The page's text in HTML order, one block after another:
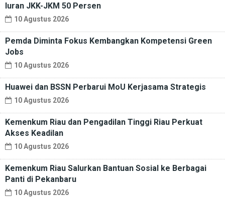
Iuran JKK-JKM 50 Persen
10 Agustus 2026
Pemda Diminta Fokus Kembangkan Kompetensi Green
Jobs
10 Agustus 2026
Huawei dan BSSN Perbarui MoU Kerjasama Strategis
10 Agustus 2026
Kemenkum Riau dan Pengadilan Tinggi Riau Perkuat
Akses Keadilan
10 Agustus 2026
Kemenkum Riau Salurkan Bantuan Sosial ke Berbagai
Panti di Pekanbaru
10 Agustus 2026